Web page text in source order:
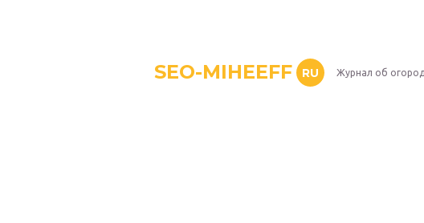
SEO-MIHEEFF RU Журнал об